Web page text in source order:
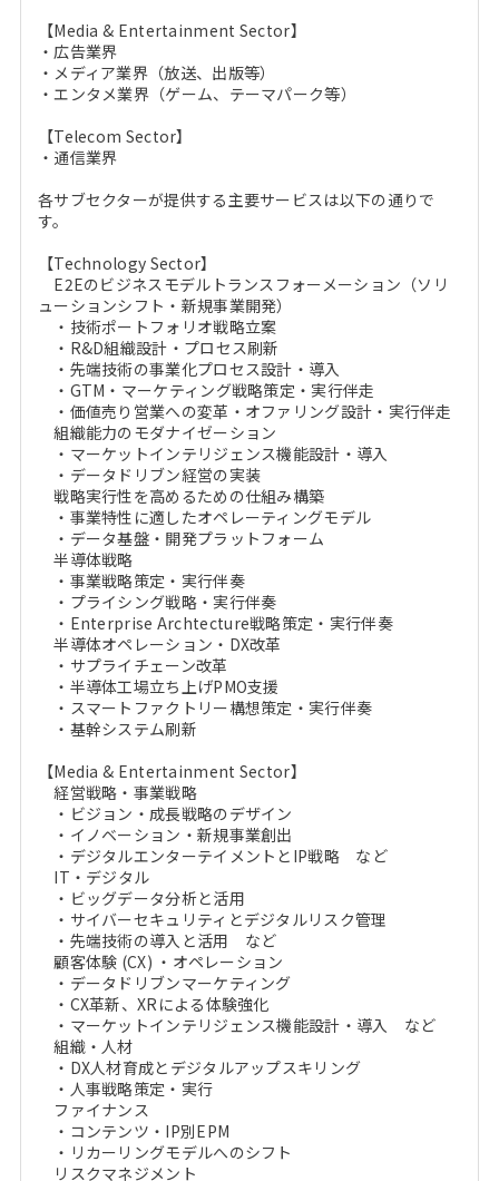
【Media & Entertainment Sector】
・広告業界
・メディア業界（放送、出版等）
・エンタメ業界（ゲーム、テーマパーク等）
【Telecom Sector】
・通信業界
各サブセクターが提供する主要サービスは以下の通りで
す。
【Technology Sector】
E2Eのビジネスモデルトランスフォーメーション（ソリ
ューションシフト・新規事業開発）
・技術ポートフォリオ戦略立案
・R&D組織設計・プロセス刷新
・先端技術の事業化プロセス設計・導入
・GTM・マーケティング戦略策定・実行伴走
・価値売り営業への変革・オファリング設計・実行伴走
組織能力のモダナイゼーション
・マーケットインテリジェンス機能設計・導入
・データドリブン経営の実装
戦略実行性を高めるための仕組み構築
・事業特性に適したオペレーティングモデル
・データ基盤・開発プラットフォーム
半導体戦略
・事業戦略策定・実行伴奏
・プライシング戦略・実行伴奏
・Enterprise Archtecture戦略策定・実行伴奏
半導体オペレーション・DX改革
・サプライチェーン改革
・半導体工場立ち上げPMO支援
・スマートファクトリー構想策定・実行伴奏
・基幹システム刷新
【Media & Entertainment Sector】
経営戦略・事業戦略
・ビジョン・成長戦略のデザイン
・イノベーション・新規事業創出
・デジタルエンターテイメントとIP戦略 など
IT・デジタル
・ビッグデータ分析と活用
・サイバーセキュリティとデジタルリスク管理
・先端技術の導入と活用 など
顧客体験 (CX) ・オペレーション
・データドリブンマーケティング
・CX革新、XRによる体験強化
・マーケットインテリジェンス機能設計・導入 など
組織・人材
・DX人材育成とデジタルアップスキリング
・人事戦略策定・実行
ファイナンス
・コンテンツ・IP別EPM
・リカーリングモデルへのシフト
リスクマネジメント